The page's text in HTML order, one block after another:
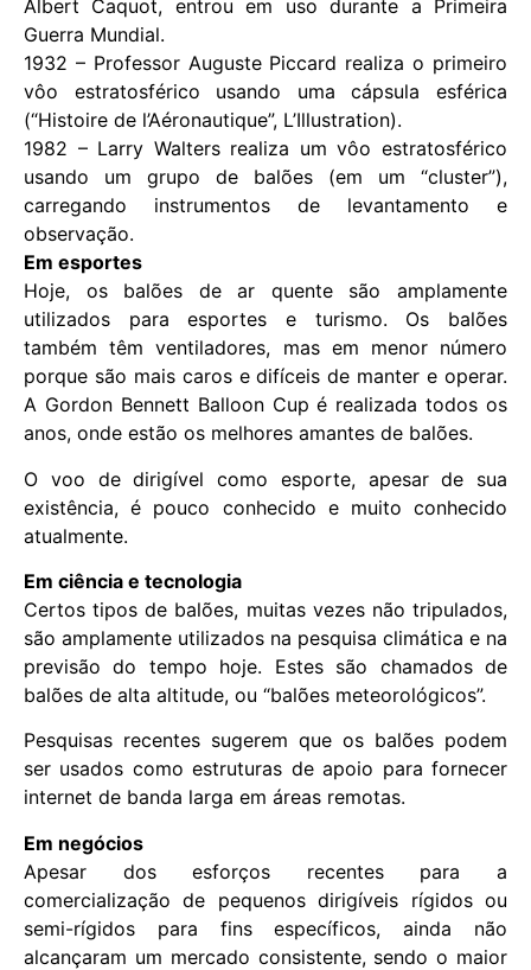
Albert Caquot, entrou em uso durante a Primeira
Guerra Mundial.
1932 – Professor Auguste Piccard realiza o primeiro
vôo estratosférico usando uma cápsula esférica
(“Histoire de l’Aéronautique”, L’Illustration).
1982 – Larry Walters realiza um vôo estratosférico
usando um grupo de balões (em um “cluster”),
carregando instrumentos de levantamento e
observação.
Em esportes
Hoje, os balões de ar quente são amplamente
utilizados para esportes e turismo. Os balões
também têm ventiladores, mas em menor número
porque são mais caros e difíceis de manter e operar.
A Gordon Bennett Balloon Cup é realizada todos os
anos, onde estão os melhores amantes de balões.
O voo de dirigível como esporte, apesar de sua
existência, é pouco conhecido e muito conhecido
atualmente.
Em ciência e tecnologia
Certos tipos de balões, muitas vezes não tripulados,
são amplamente utilizados na pesquisa climática e na
previsão do tempo hoje. Estes são chamados de
balões de alta altitude, ou “balões meteorológicos”.
Pesquisas recentes sugerem que os balões podem
ser usados ​​como estruturas de apoio para fornecer
internet de banda larga em áreas remotas.
Em negócios
Apesar dos esforços recentes para a
comercialização de pequenos dirigíveis rígidos ou
semi-rígidos para fins específicos, ainda não
alcançaram um mercado consistente, sendo o maior